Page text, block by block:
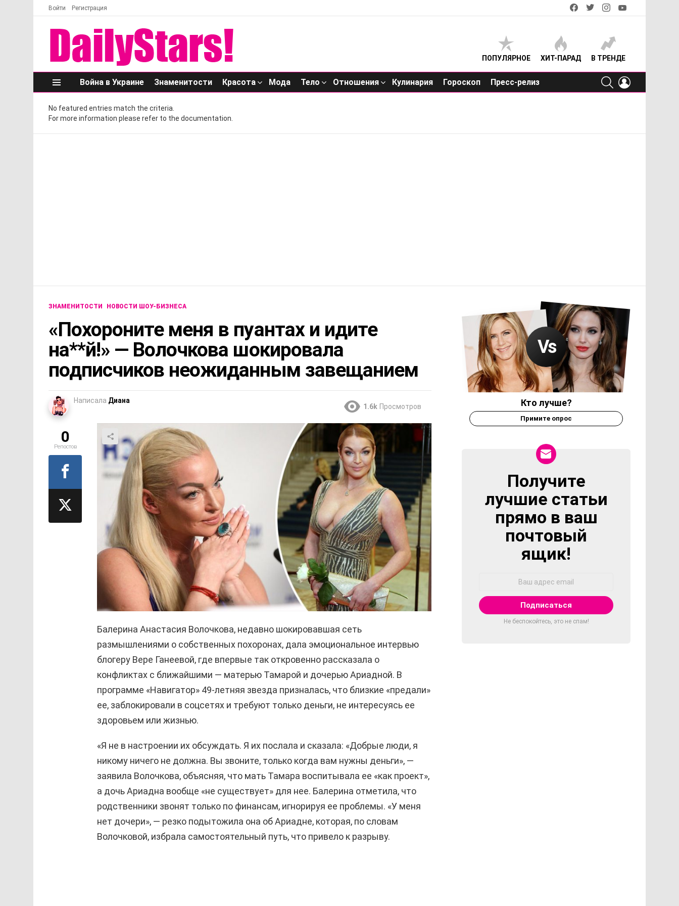
Войти Регистрация
facebooktwitterinstagram
ПОПУЛЯРНОЕ ХИТ-ПАРАД В ТРЕНДЕ
Меню
Война в Украине Знаменитости Красота Мода Тело Отношения Кулинария Гороскоп Пресс-релиз
SEARCH
No featured entries match the criteria.
For more information please refer to the documentation.
ЗНАМЕНИТОСТИ НОВОСТИ ШОУ-БИЗНЕСА
«Похороните меня в пуантах и ​​идите
на**й!» — Волочкова шокировала
подписчиков неожиданным завещанием
Написала Диана
1.6k Просмотров
Балерина Анастасия Волочкова, недавно шокировавшая сеть
размышлениями о собственных похоронах, дала эмоциональное интервью
блогеру Вере Ганеевой, где впервые так откровенно рассказала о
конфликтах с ближайшими — матерью Тамарой и дочерью Ариадной. В
программе «Навигатор» 49-летняя звезда призналась, что близкие «предали»
ее, заблокировали в соцсетях и требуют только деньги, не интересуясь ее
здоровьем или жизнью.
«Я не в настроении их обсуждать. Я их послала и сказала: «Добрые люди, я
никому ничего не должна. Вы звоните, только когда вам нужны деньги», —
заявила Волочкова, объясняя, что мать Тамара воспитывала ее «как проект»,
а дочь Ариадна вообще «не существует» для нее. Балерина отметила, что
родственники звонят только по финансам, игнорируя ее проблемы. «У меня
нет дочери», — резко подытожила она об Ариадне, которая, по словам
Волочковой, избрала самостоятельный путь, что привело к разрыву.
0
Репостов
Кто лучше?
Примите опрос
NEWSLETTER
Получите
лучшие статьи
прямо в ваш
почтовый
ящик!
Не беспокойтесь, это не спам!